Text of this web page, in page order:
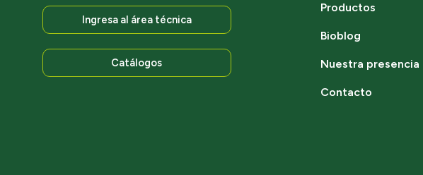
Ingresa al área técnica
Catálogos
Productos
Bioblog
Nuestra presencia
Contacto